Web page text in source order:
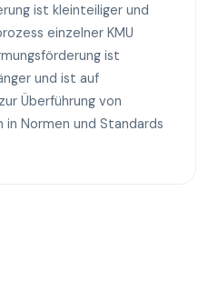
ist kleinteiliger und
einzelner KMU
ist
und ist auf
Überführung von
in Normen und Standards